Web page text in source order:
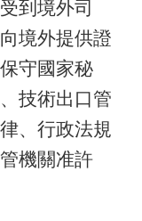
到境外司
境外提供證
守國家秘
技術出口管
、行政法規
機關准許